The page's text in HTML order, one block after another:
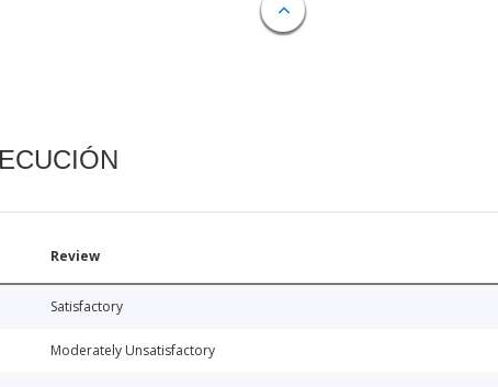
Review
Satisfactory
Moderately Unsatisfactory